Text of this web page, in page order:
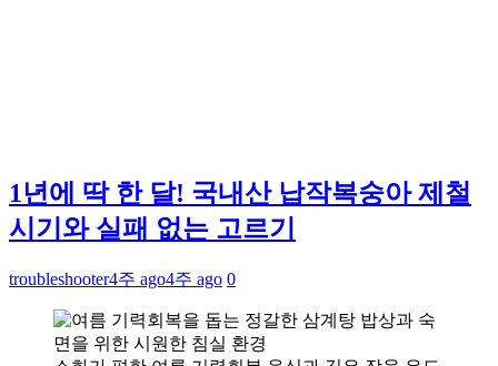
1년에 딱 한 달! 국내산 납작복숭아 제철
시기와 실패 없는 고르기
troubleshooter4주 ago4주 ago 0